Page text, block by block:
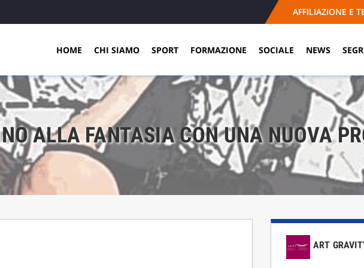
AFFILIAZIONE E
HOME CHI SIAMO SPORT FORMAZIONE SOCIALE NEWS
ALLA FANTASIA CON UNA NUOVA
ART